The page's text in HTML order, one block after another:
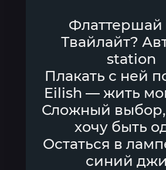
Флаттершай
Твайлайт?
station
Плакать с ней
Eilish — жить
Сложный выбор,
хочу быть
Остаться в
синий